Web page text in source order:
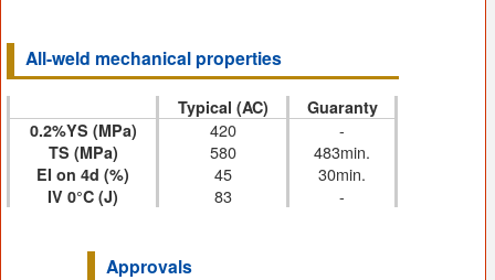
All-weld mechanical properties
Typical (AC)
Guaranty
0.2%YS (MPa)
420 -
TS (MPa) 580 483min.
EI on 4d (%) 45 30min.
IV 0°C (J) 83 -
Approvals